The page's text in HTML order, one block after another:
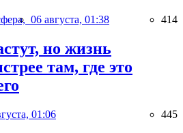
06 августа, 01:38 414
но жизнь
там, где это
01:06 445